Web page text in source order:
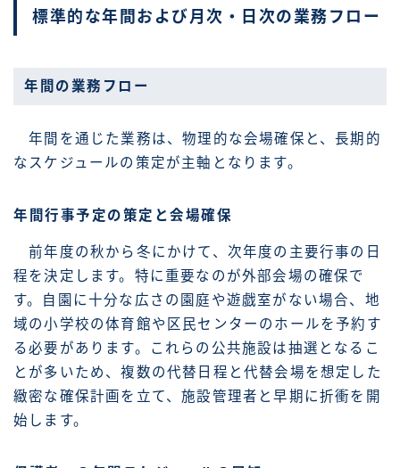
標準的な年間および月次・日次の業務フロー
年間の業務フロー
年間を通じた業務は、物理的な会場確保と、長期的
なスケジュールの策定が主軸となります。
年間行事予定の策定と会場確保
前年度の秋から冬にかけて、次年度の主要行事の日
程を決定します。特に重要なのが外部会場の確保で
す。自園に十分な広さの園庭や遊戯室がない場合、地
域の小学校の体育館や区民センターのホールを予約す
る必要があります。これらの公共施設は抽選となるこ
とが多いため、複数の代替日程と代替会場を想定した
緻密な確保計画を立て、施設管理者と早期に折衝を開
始します。